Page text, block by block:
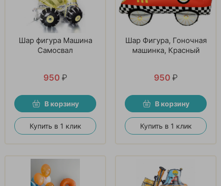
Шар фигура Машина
Самосвал
950 ₽
В корзину
Купить в 1 клик
Шар Фигура, Гоночная
машинка, Красный
950 ₽
В корзину
Купить в 1 клик